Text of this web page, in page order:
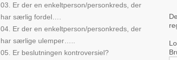
03. Er der en enkeltperson/personkreds, der
har særlig fordel….
04. Er der en enkeltperson/personkreds, der
har særlige ulemper…..
05. Er beslutningen kontroversiel?